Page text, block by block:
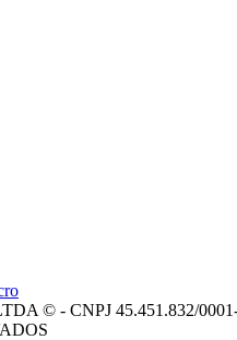
© - CNPJ 45.451.832/